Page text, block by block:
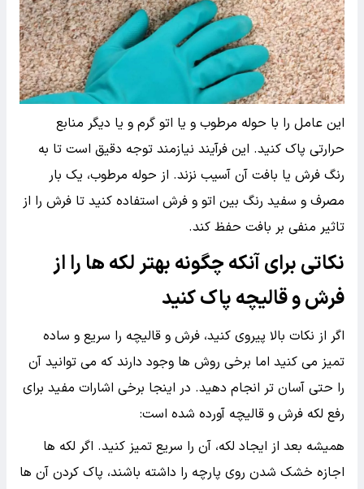
این عامل را با حوله مرطوب و یا اتو گرم و یا دیگر منابع
حرارتی پاک کنید. این فرآیند نیازمند توجه دقیق است تا به
رنگ فرش یا بافت آن آسیب نزند. از حوله مرطوب، یک بار
مصرف و سفید رنگ بین اتو و فرش استفاده کنید تا فرش را از
تاثیر منفی بر بافت حفظ کند.
نکاتی برای آنکه چگونه بهتر لکه ها را از
فرش و قالیچه پاک کنید
اگر از نکات بالا پیروی کنید، فرش و قالیچه را سریع و ساده
تمیز می کنید اما برخی روش ها وجود دارند که می توانید آن
را حتی آسان تر انجام دهید. در اینجا برخی اشارات مفید برای
رفع لکه فرش و قالیچه آورده شده است:
همیشه بعد از ایجاد لکه، آن را سریع تمیز کنید. اگر لکه ها
اجازه خشک شدن روی پارچه را داشته باشند، پاک کردن آن ها